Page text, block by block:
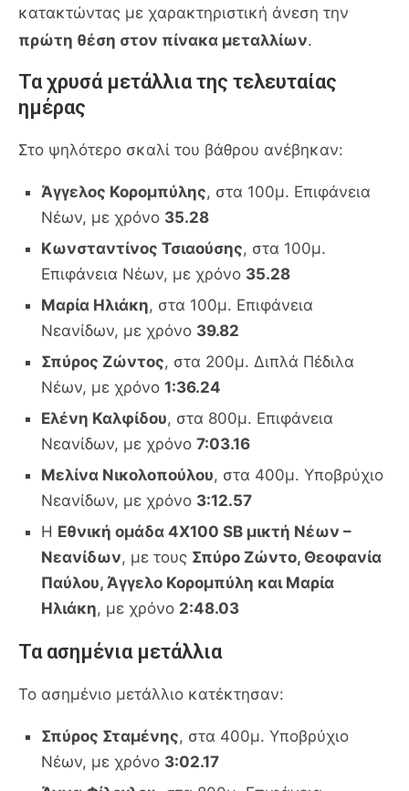
κατακτώντας με χαρακτηριστική άνεση την
πρώτη θέση στον πίνακα μεταλλίων.
Τα χρυσά μετάλλια της τελευταίας
ημέρας
Στο ψηλότερο σκαλί του βάθρου ανέβηκαν:
Άγγελος Κορομπύλης, στα 100μ. Επιφάνεια
Νέων, με χρόνο 35.28
Κωνσταντίνος Τσιαούσης, στα 100μ.
Επιφάνεια Νέων, με χρόνο 35.28
Μαρία Ηλιάκη, στα 100μ. Επιφάνεια
Νεανίδων, με χρόνο 39.82
Σπύρος Ζώντος, στα 200μ. Διπλά Πέδιλα
Νέων, με χρόνο 1:36.24
Ελένη Καλφίδου, στα 800μ. Επιφάνεια
Νεανίδων, με χρόνο 7:03.16
Μελίνα Νικολοπούλου, στα 400μ. Υποβρύχιο
Νεανίδων, με χρόνο 3:12.57
Η Εθνική ομάδα 4Χ100 SB μικτή Νέων –
Νεανίδων, με τους Σπύρο Ζώντο, Θεοφανία
Παύλου, Άγγελο Κορομπύλη και Μαρία
Ηλιάκη, με χρόνο 2:48.03
Τα ασημένια μετάλλια
Το ασημένιο μετάλλιο κατέκτησαν:
Σπύρος Σταμένης, στα 400μ. Υποβρύχιο
Νέων, με χρόνο 3:02.17